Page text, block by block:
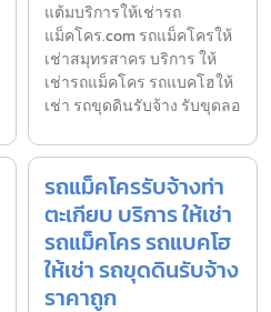
แต้มบริการให้เช่ารถ
แม็คโคร.com รถแม็คโครให้
เช่าสมุทรสาคร บริการ ให้
เช่ารถแม็คโคร รถแบคโฮให้
เช่า รถขุดดินรับจ้าง รับขุดลอ
รถแม็คโครรับจ้างท่า
ตะเกียบ บริการ ให้เช่า
รถแม็คโคร รถแบคโฮ
ให้เช่า รถขุดดินรับจ้าง
ราคาถูก